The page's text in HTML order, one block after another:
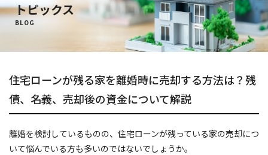
不動産売却
選ばれる理由
相続時の税金
売却時の税金
よくあるご質問
トピックス
BLOG
住宅ローンが残る家を離婚時に売却する方法は？残
債、名義、売却後の資金について解説
離婚を検討しているものの、住宅ローンが残っている家の売却につ
いて悩んでいる方も多いのではないでしょうか。